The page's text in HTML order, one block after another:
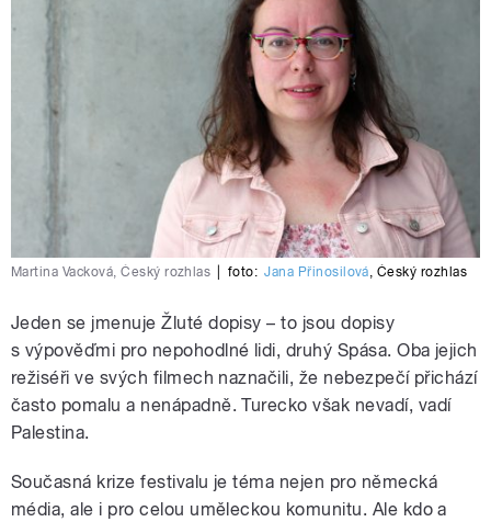
Martina Vacková, Český rozhlas foto: Jana Přinosilová, Český rozhlas
Jeden se jmenuje Žluté dopisy – to jsou dopisy
s výpověďmi pro nepohodlné lidi, druhý Spása. Oba jejich
režiséři ve svých filmech naznačili, že nebezpečí přichází
často pomalu a nenápadně. Turecko však nevadí, vadí
Palestina.
Současná krize festivalu je téma nejen pro německá
média, ale i pro celou uměleckou komunitu. Ale kdo a